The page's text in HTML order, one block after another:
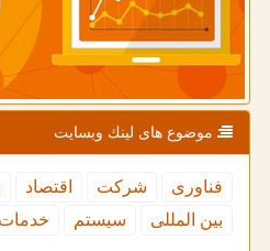
موضوع های لینك وبسایت
فناوری شركت اقتصاد
بین المللی
سیستم خدمات